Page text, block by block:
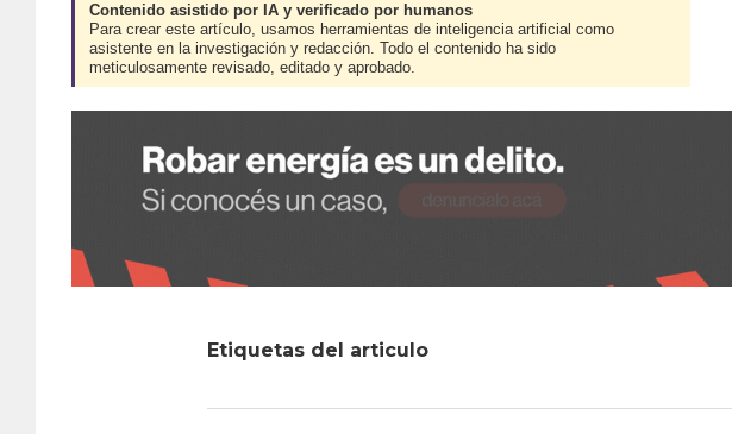
Contenido asistido por IA y verificado por humanos
Para crear este artículo, usamos herramientas de inteligencia artificial como
asistente en la investigación y redacción. Todo el contenido ha sido
meticulosamente revisado, editado y aprobado.
Etiquetas del articulo